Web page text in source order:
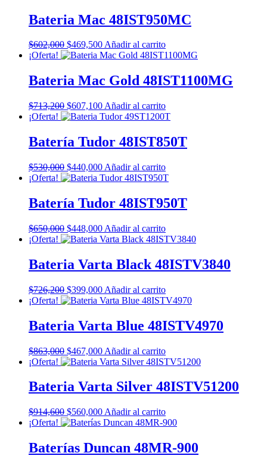
era:
$566,100.
es:
$418,800.
Bateria Mac 48IST950MC
$602,000 El
precio
era:
$602,000.
$469,500El
precio
es:
$469,500.
Añadir al carrito
¡Oferta!
Bateria Mac Gold 48IST1100MG
$713,200 El
precio
era:
$713,200.
$607,100El
precio
$607,100.
Añadir al carrito
¡Oferta!
Batería Tudor 48IST850T
$530,000 El
precio
era:
$530,000.
$440,000El
precio
$440,000.
Añadir al carrito
¡Oferta!
Batería Tudor 48IST950T
$650,000 El
precio
era:
$650,000.
$448,000El
precio
es:
$448,000.
Añadir al carrito
¡Oferta!
Bateria Varta Black 48ISTV3840
$726,200 El
precio
era:
$726,200.
$399,000El
precio
es:
$399,000.
Añadir al carrito
¡Oferta!
Bateria Varta Blue 48ISTV4970
$863,000 El
precio
era:
$863,000.
$467,000El
precio
es:
$467,000.
Añadir al carrito
¡Oferta!
Bateria Varta Silver 48ISTV51200
$914,600 El
precio
era:
$914,600.
$560,000El
precio
$560,000.
Añadir al carrito
¡Oferta!
Baterías Duncan 48MR-900